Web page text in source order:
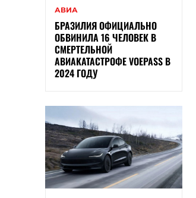
АВИА
БРАЗИЛИЯ ОФИЦИАЛЬНО
ОБВИНИЛА 16 ЧЕЛОВЕК В
СМЕРТЕЛЬНОЙ
АВИАКАТАСТРОФЕ VOEPASS В
2024 ГОДУ